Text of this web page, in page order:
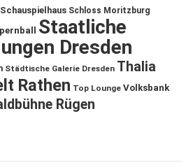
Schauspielhaus Schloss Moritzburg
Staatliche
Dresden
Städtische Galerie Dresden Thalia
Rathen Top Lounge Volksbank
Rügen